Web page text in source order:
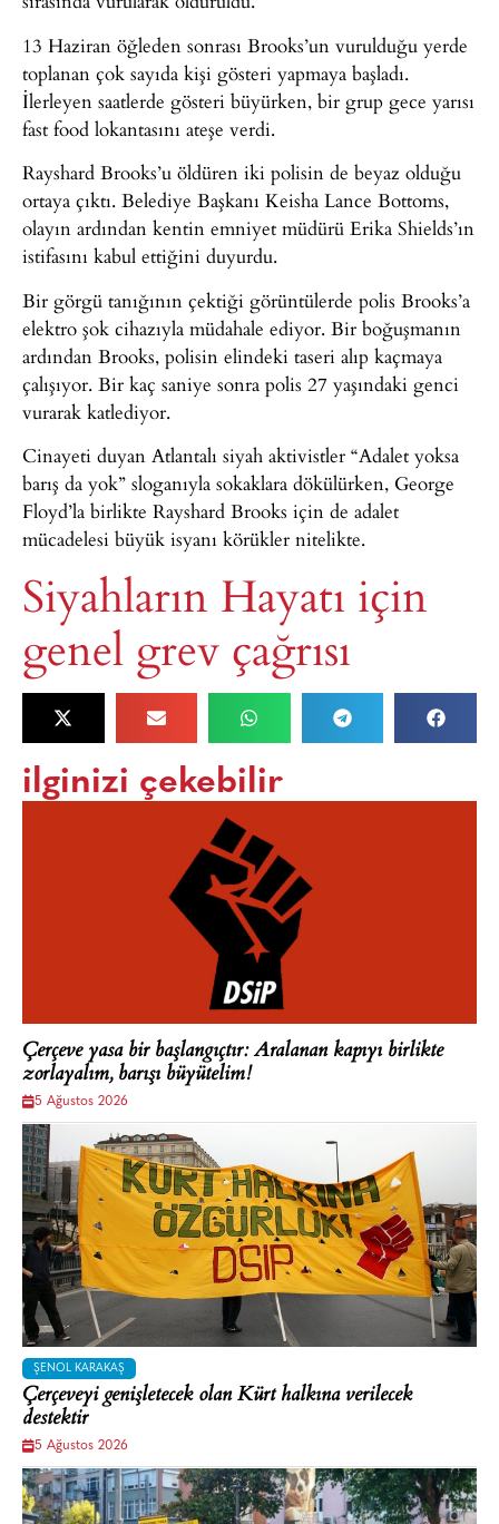
13 Haziran öğleden sonrası Brooks’un vurulduğu yerde
toplanan çok sayıda kişi gösteri yapmaya başladı.
İlerleyen saatlerde gösteri büyürken, bir grup gece yarısı
fast food lokantasını ateşe verdi.
Rayshard Brooks’u öldüren iki polisin de beyaz olduğu
ortaya çıktı. Belediye Başkanı Keisha Lance Bottoms,
olayın ardından kentin emniyet müdürü Erika Shields’ın
istifasını kabul ettiğini duyurdu.
Bir görgü tanığının çektiği görüntülerde polis Brooks’a
elektro şok cihazıyla müdahale ediyor. Bir boğuşmanın
ardından Brooks, polisin elindeki taseri alıp kaçmaya
çalışıyor. Bir kaç saniye sonra polis 27 yaşındaki genci
vurarak katlediyor.
Cinayeti duyan Atlantalı siyah aktivistler “Adalet yoksa
barış da yok” sloganıyla sokaklara dökülürken, George
Floyd’la birlikte Rayshard Brooks için de adalet
mücadelesi büyük isyanı körükler nitelikte.
Siyahların Hayatı için
genel grev çağrısı
ilginizi çekebilir
Çerçeve yasa bir başlangıçtır: Aralanan kapıyı birlikte
zorlayalım, barışı büyütelim!
5 Ağustos 2026
ŞENOL KARAKAŞ
Çerçeveyi genişletecek olan Kürt halkına verilecek
destektir
5 Ağustos 2026